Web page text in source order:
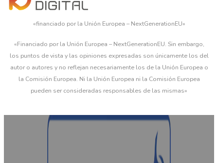
«financiado por la Unión Europea – NextGenerationEU»
«Financiado por la Unión Europea – NextGenerationEU. Sin embargo,
los puntos de vista y las opiniones expresadas son únicamente los del
autor o autores y no reflejan necesariamente los de la Unión Europea o
la Comisión Europea. Ni la Unión Europea ni la Comisión Europea
pueden ser consideradas responsables de las mismas»